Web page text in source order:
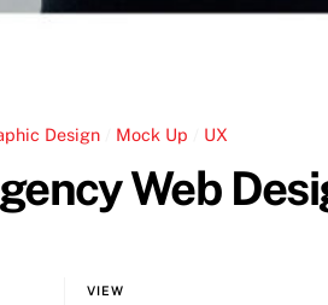
Design Mock Up UX
Web
VIEW